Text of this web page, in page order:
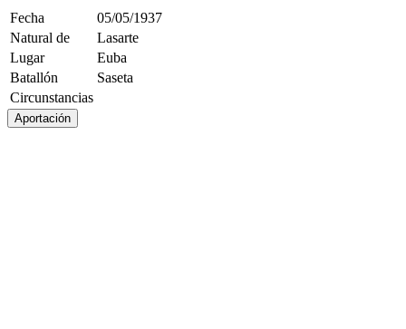
Fecha
05/05/1937
Natural de
Lasarte
Lugar
Euba
Batallón
Saseta
Circunstancias